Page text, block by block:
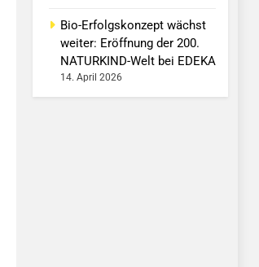
Bio-Erfolgskonzept wächst
weiter: Eröffnung der 200.
NATURKIND-Welt bei EDEKA
14. April 2026